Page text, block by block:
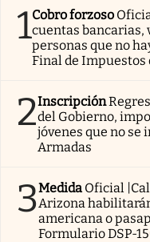
1Cobro forzoso
cuentas bancarias,
personas que no
Final de
2Inscripción
del Gobierno,
jóvenes que no se
Armadas
3Medida Oficial
Arizona
americana o
Formulario DSP-